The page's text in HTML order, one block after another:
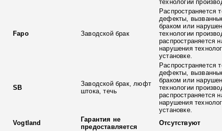
технологии
Fapo Заводской брак
Распространяется
дефекты,
браком или
технологии
распространяется
нарушения
установке.
SB
Заводской брак, люфт
штока, течь
Распространяется
дефекты,
браком или
технологии
распространяется
нарушения
установке.
Vogtland
Гарантия не
предоставляется
Отсутствуют